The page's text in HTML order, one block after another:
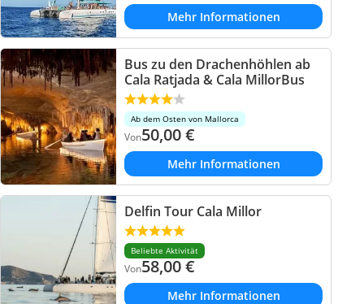
Mehr Informationen
Bus zu den Drachenhöhlen ab
Cala Ratjada & Cala MillorBus
Ab dem Osten von Mallorca
Von50,00€
Mehr Informationen
Delfin Tour Cala Millor
Beliebte Aktivität
Von58,00€
Mehr Informationen